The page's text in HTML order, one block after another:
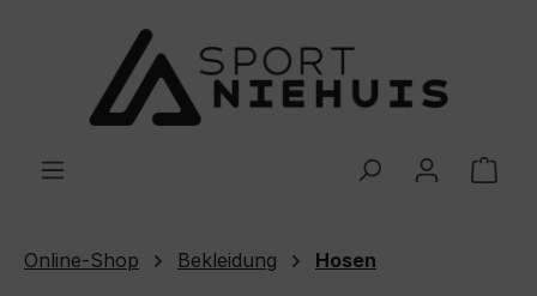
Zum Hauptinhalt springen
Online-Shop Bekleidung Hosen